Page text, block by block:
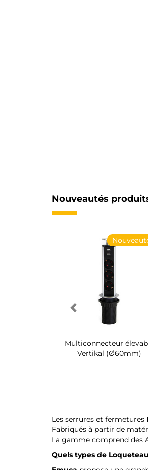
Nouveautés
Nouveauté
Supports UniClip
Les serrures et fermetures
Fabriqués à partir de
La gamme comprend des
Quels types de